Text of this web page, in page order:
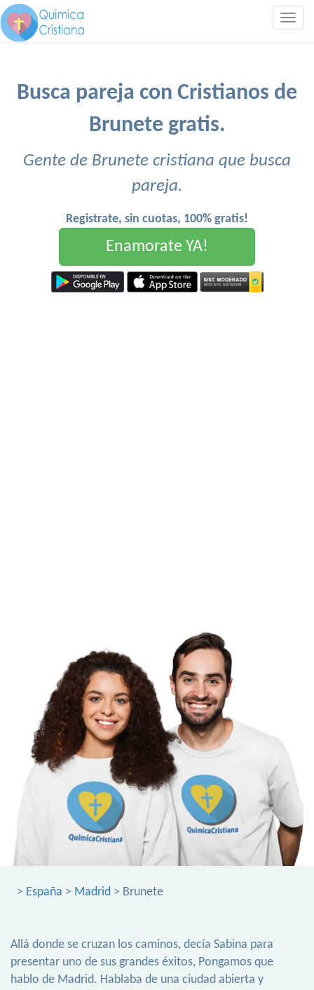
Busca pareja con Cristianos de
Brunete gratis.
Gente de Brunete cristiana que busca
pareja.
Registrate, sin cuotas, 100% gratis!
Enamorate YA!
> España > Madrid > Brunete
Allá donde se cruzan los caminos, decía Sabina para
presentar uno de sus grandes éxitos, Pongamos que
hablo de Madrid. Hablaba de una ciudad abierta y